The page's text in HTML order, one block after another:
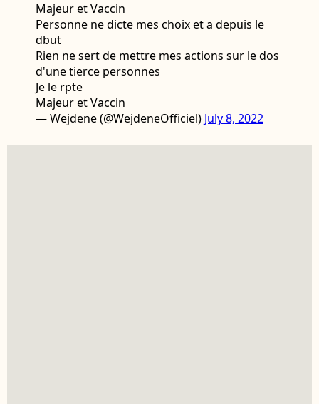
Majeur et Vaccin
Personne ne dicte mes choix et a depuis le
dbut
Rien ne sert de mettre mes actions sur le dos
d'une tierce personnes
Je le rpte
Majeur et Vaccin
— Wejdene (@WejdeneOfficiel) July 8, 2022